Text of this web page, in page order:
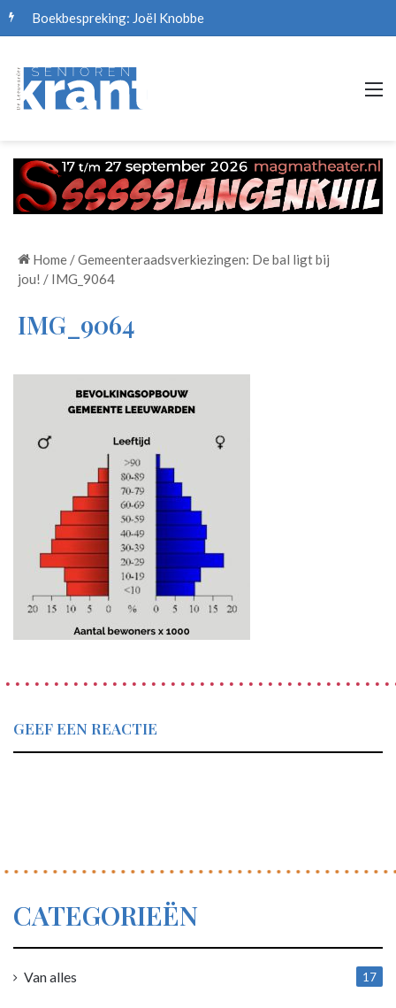
Boekbespreking: Joël Knobbe
Home /Gemeenteraadsverkiezingen: De bal ligt bij
jou! / IMG_9064
IMG_9064
GEEF EEN REACTIE
CATEGORIEËN
Van alles
17